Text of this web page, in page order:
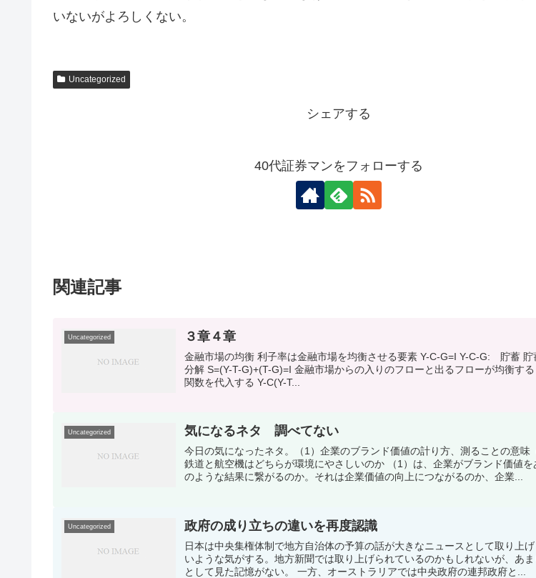
いないがよろしくない。
Uncategorized
シェアする
40代証券マンをフォローする
関連記事
Uncategorized ３章４章
金融市場の均衡 利子率は金融市場を均衡させる要素 Y-C-G=I Y-C-G: 貯蓄 貯
分解 S=(Y-T-G)+(T-G)=I 金融市場からの入りのフローと出るフローが均衡す
関数を代入する Y-C(Y-T...
Uncategorized 気になるネタ 調べてない
今日の気になったネタ。（1）企業のブランド価値の計り方、測ることの意味
鉄道と航空機はどちらが環境にやさしいのか （1）は、企業がブランド価値
のような結果に繋がるのか。それは企業価値の向上につながるのか、企業...
Uncategorized 政府の成り立ちの違いを再度認識
日本は中央集権体制で地方自治体の予算の話が大きなニュースとして取り上
いような気がする。地方新聞では取り上げられているのかもしれないが、あ
として見た記憶がない。 一方、オーストラリアでは中央政府の連邦政府と...